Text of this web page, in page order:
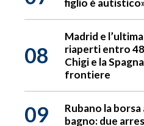
figlio è
08
Madrid e
riaperti entro 48
Chigi e la
frontiere
09
Rubano la
bagno: due